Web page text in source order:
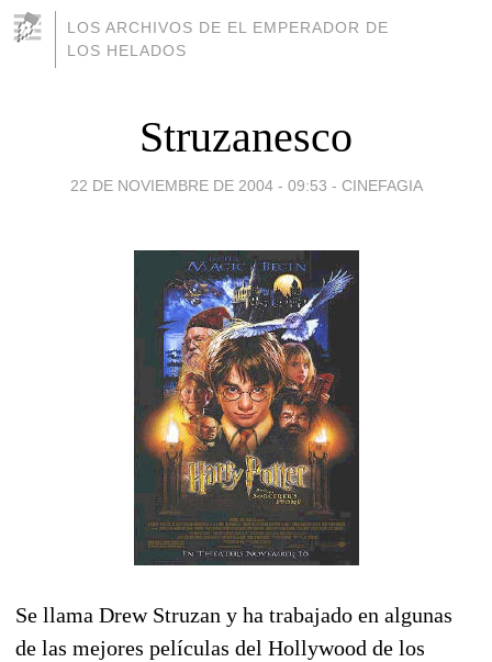
LOS ARCHIVOS DE EL EMPERADOR DE
LOS HELADOS
Struzanesco
22 DE NOVIEMBRE DE 2004 - 09:53 - CINEFAGIA
Se llama Drew Struzan y ha trabajado en algunas
de las mejores películas del Hollywood de los